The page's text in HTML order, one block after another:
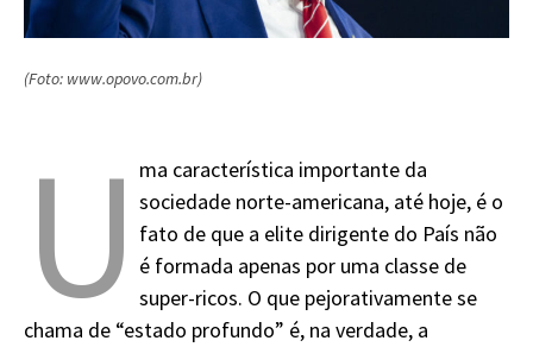
(Foto: www.opovo.com.br)
U
ma característica importante da
sociedade norte-americana, até hoje, é o
fato de que a elite dirigente do País não
é formada apenas por uma classe de
super-ricos. O que pejorativamente se
chama de “estado profundo” é, na verdade, a